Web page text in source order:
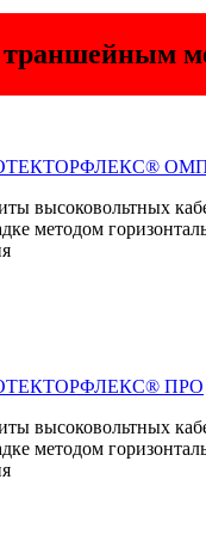
высоковольтных
методом
ПРО
высоковольтных
методом